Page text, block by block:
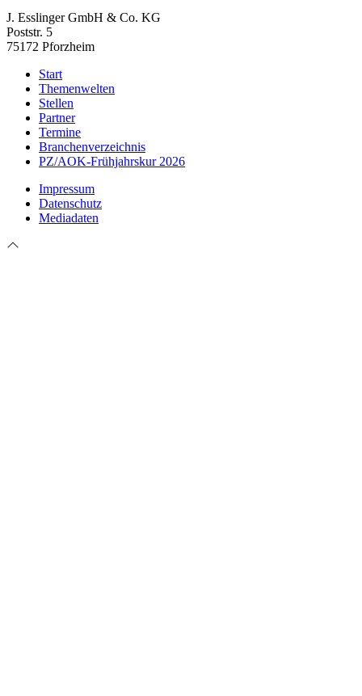
J. Esslinger GmbH & Co. KG
Poststr. 5
75172 Pforzheim
Start
Themenwelten
Stellen
Partner
Termine
Branchenverzeichnis
PZ/AOK-Frühjahrskur 2026
Impressum
Datenschutz
Mediadaten